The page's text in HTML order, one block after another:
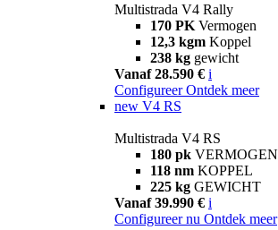
Multistrada V4 Rally
170 PK Vermogen
12,3 kgm Koppel
238 kg gewicht
Vanaf 28.590 € i
Configureer Ontdek meer
new V4 RS
Multistrada V4 RS
180 pk VERMOGEN
118 nm KOPPEL
225 kg GEWICHT
Vanaf 39.990 € i
Configureer nu Ontdek meer